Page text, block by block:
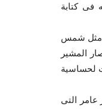
فى كتابة
مثل شمس
المشير
لحساسية
التى